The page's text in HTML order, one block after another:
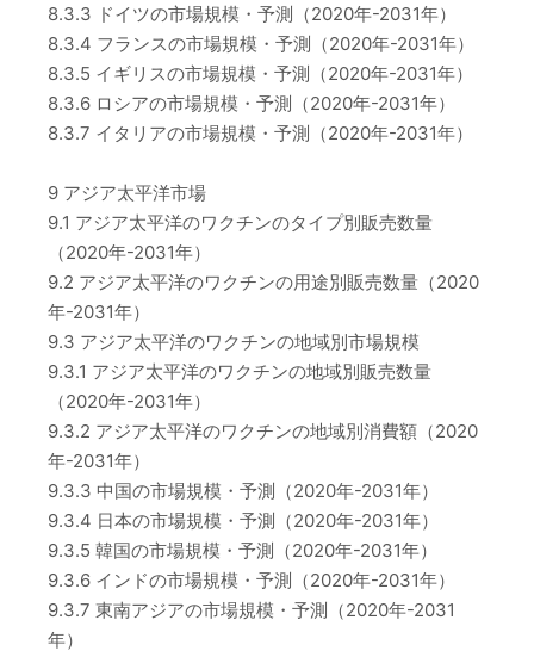
8.3.3 ドイツの市場規模・予測（2020年-2031年）
8.3.4 フランスの市場規模・予測（2020年-2031年）
8.3.5 イギリスの市場規模・予測（2020年-2031年）
8.3.6 ロシアの市場規模・予測（2020年-2031年）
8.3.7 イタリアの市場規模・予測（2020年-2031年）
9 アジア太平洋市場
9.1 アジア太平洋のワクチンのタイプ別販売数量
（2020年-2031年）
9.2 アジア太平洋のワクチンの用途別販売数量（2020
年-2031年）
9.3 アジア太平洋のワクチンの地域別市場規模
9.3.1 アジア太平洋のワクチンの地域別販売数量
（2020年-2031年）
9.3.2 アジア太平洋のワクチンの地域別消費額（2020
年-2031年）
9.3.3 中国の市場規模・予測（2020年-2031年）
9.3.4 日本の市場規模・予測（2020年-2031年）
9.3.5 韓国の市場規模・予測（2020年-2031年）
9.3.6 インドの市場規模・予測（2020年-2031年）
9.3.7 東南アジアの市場規模・予測（2020年-2031
年）